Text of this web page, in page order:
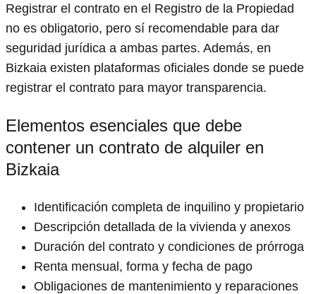
Registrar el contrato en el Registro de la Propiedad
no es obligatorio, pero sí recomendable para dar
seguridad jurídica a ambas partes. Además, en
Bizkaia existen plataformas oficiales donde se puede
registrar el contrato para mayor transparencia.
Elementos esenciales que debe
contener un contrato de alquiler en
Bizkaia
Identificación completa de inquilino y propietario
Descripción detallada de la vivienda y anexos
Duración del contrato y condiciones de prórroga
Renta mensual, forma y fecha de pago
Obligaciones de mantenimiento y reparaciones